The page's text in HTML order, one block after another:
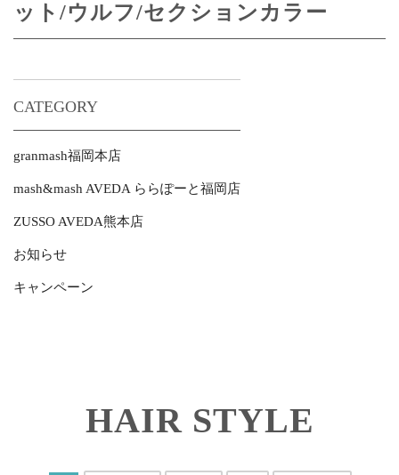
CATEGORY
granmash福岡本店
mash&mash AVEDA ららぽーと福岡店
ZUSSO AVEDA熊本店
お知らせ
キャンペーン
ット/ウルフ/セクションカラー
HAIR STYLE